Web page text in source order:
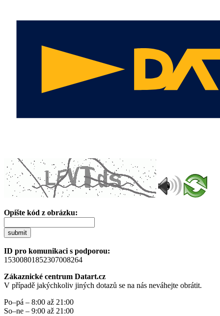
Opište kód z obrázku:
submit
ID pro komunikaci s podporou:
15300801852307008264
Zákaznické centrum Datart.cz
V případě jakýchkoliv jiných dotazů se na nás neváhejte obrátit.
Po–pá – 8:00 až 21:00
So–ne – 9:00 až 21:00